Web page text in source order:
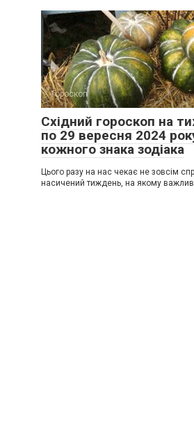
Гороскоп
Східний гороскоп на
по 29 вересня 2024
кожного знака зодіака
Цього разу на нас чекає не зовсім
насичений тиждень, на якому